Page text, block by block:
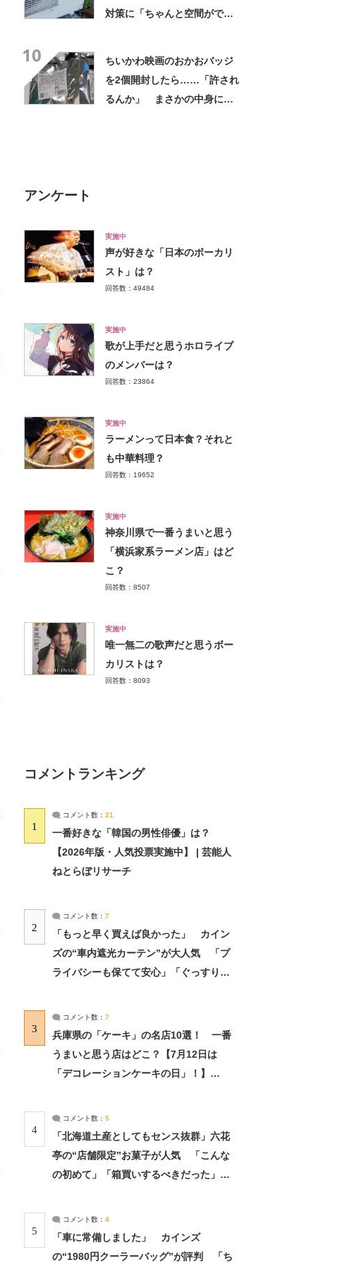
対策に「ちゃんと空間ができ
10
ちいかわ映画のおかおバッジ
を2個開封したら……「許され
るんか」 まさかの中身に
アンケート
実施中
声が好きな「日本のボーカリ
スト」は？
回答数：49484
実施中
歌が上手だと思うホロライブ
のメンバーは？
回答数：23864
実施中
ラーメンって日本食？それと
も中華料理？
回答数：19652
実施中
神奈川県で一番うまいと思う
「横浜家系ラーメン店」はど
こ？
回答数：8507
実施中
唯一無二の歌声だと思うボー
カリストは？
回答数：8093
コメントランキング
1
コメント数： 21
一番好きな「韓国の男性俳優」は？
【2026年版・人気投票実施中】 | 芸能人
ねとらぼリサーチ
2
コメント数： 7
「もっと早く買えば良かった」 カイン
ズの“車内遮光カーテン”が大人気 「プ
ライバシーも保てて安心」「ぐっすり眠
3
コメント数： 7
兵庫県の「ケーキ」の名店10選！ 一番
うまいと思う店はどこ？【7月12日は
「デコレーションケーキの日」！】
4
コメント数： 5
「北海道土産としてもセンス抜群」六花
亭の“店舗限定”お菓子が人気 「こんな
の初めて」「箱買いするべきだった」
5
コメント数： 4
「車に常備しました」 カインズ
の“1980円クーラーバッグ”が評判 「ち